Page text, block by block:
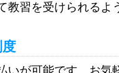
教習を受けられるよ
いが可能です。お気